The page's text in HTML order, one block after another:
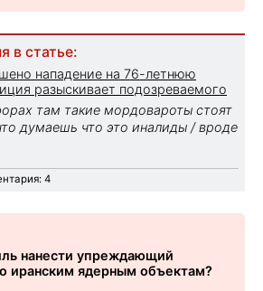
в статье:
нападение на 76-летнюю
разыскивает подозреваемого
там такие мордовароты стоят
думаешь что это иналиды / вроде
4
нанести упреждающий
иранским ядерным объектам?